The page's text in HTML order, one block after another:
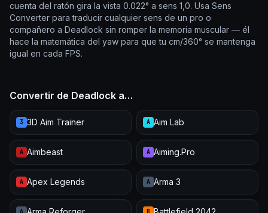
cuenta del ratón gira la vista 0.022° a sens 1,0. Usa Sens
Converter para traducir cualquier sens de un pro o
compañero a Deadlock sin romper la memoria muscular — él
hace la matemática del yaw para que tu cm/360° se mantenga
igual en cada FPS.
Convertir de Deadlock a…
3 3D Aim Trainer A Aim Lab
A Aimbeast A Aiming.Pro
A Apex Legends A Arma 3